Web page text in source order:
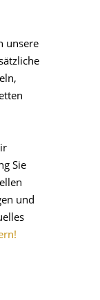
unsere
Sie
und